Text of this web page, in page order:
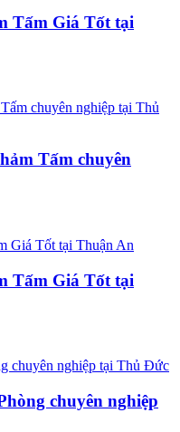
Tấm Giá Tốt tại
Tấm chuyên
Tấm Giá Tốt tại
chuyên nghiệp